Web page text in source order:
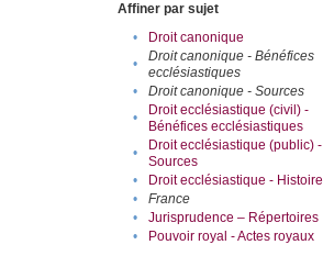
Affiner par sujet
•
Droit canonique
•
Droit canonique - Bénéfices
ecclésiastiques
• Droit canonique - Sources
•
Droit ecclésiastique (civil) -
Bénéfices ecclésiastiques
•
Droit ecclésiastique (public) -
Sources
• Droit ecclésiastique - Histoire
•
France
•
Jurisprudence – Répertoires
•
Pouvoir royal - Actes royaux